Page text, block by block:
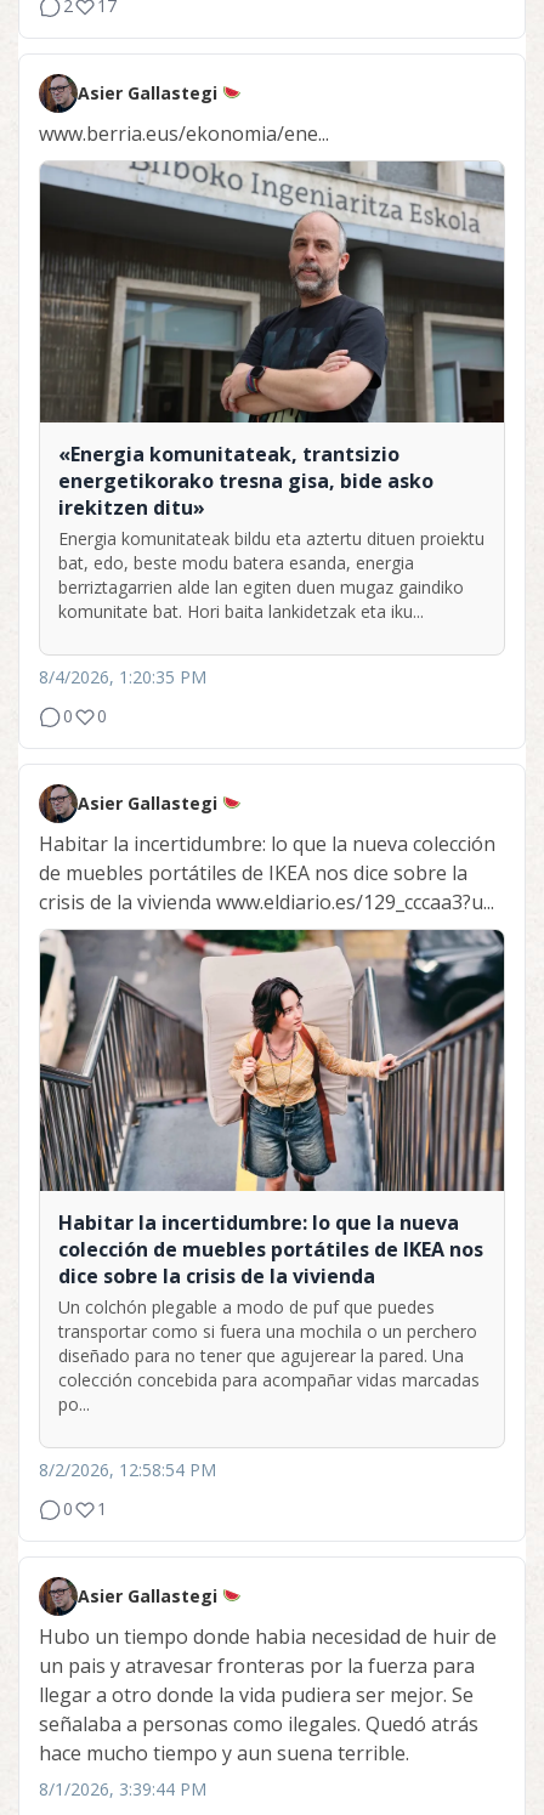
2 17
Asier Gallastegi
www.berria.eus/ekonomia/ene...
«Energia komunitateak, trantsizio
energetikorako tresna gisa, bide asko
irekitzen ditu»
Energia komunitateak bildu eta aztertu dituen proiektu
bat, edo, beste modu batera esanda, energia
berriztagarrien alde lan egiten duen mugaz gaindiko
komunitate bat. Hori baita lankidetzak eta iku...
8/4/2026, 1:20:35 PM
0
0
Asier Gallastegi
Habitar la incertidumbre: lo que la nueva colección
de muebles portátiles de IKEA nos dice sobre la
crisis de la vivienda www.eldiario.es/129_cccaa3?u...
Habitar la incertidumbre: lo que la nueva
colección de muebles portátiles de IKEA nos
dice sobre la crisis de la vivienda
Un colchón plegable a modo de puf que puedes
transportar como si fuera una mochila o un perchero
diseñado para no tener que agujerear la pared. Una
colección concebida para acompañar vidas marcadas
po...
8/2/2026, 12:58:54 PM
0
1
Asier Gallastegi
Hubo un tiempo donde habia necesidad de huir de
un pais y atravesar fronteras por la fuerza para
llegar a otro donde la vida pudiera ser mejor. Se
señalaba a personas como ilegales. Quedó atrás
hace mucho tiempo y aun suena terrible.
8/1/2026, 3:39:44 PM